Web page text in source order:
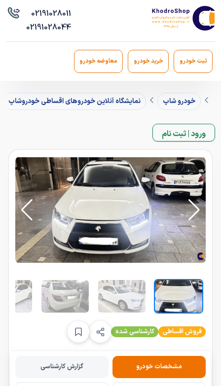
02191028011
02191028044
ثبت خودرو خرید خودرو معاوضه خودرو
خودرو شاپ نمایشگاه آنلاین خودروهای اقساطی خودروشاپ
ورود | ثبت نام
فروش اقساطی کارشناسی شده
مشخصات خودرو گزارش کارشناسی